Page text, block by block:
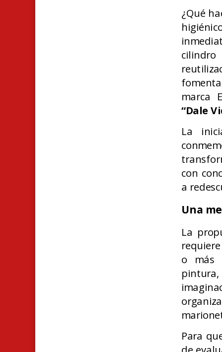
¿Qué
marca
“Dale
La
con
a
Una
La
o más
Para